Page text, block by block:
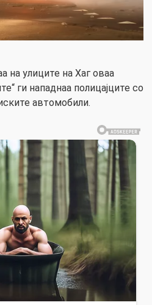
на улиците на Хаг оваа
ги нападнаа полицајците со
автомобили.